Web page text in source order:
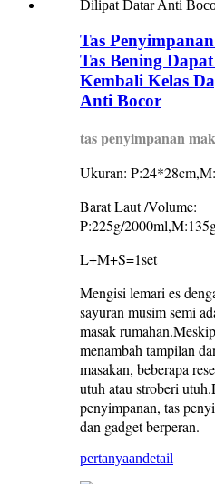
Tas
Tas Bening
Kembali Kelas
Anti Bocor
tas penyimpanan
Ukuran:
Barat Laut /Volume:
P:225g/
L+M+S=1set
Mengisi lemari es
sayuran musim semi
masak
menambah tampilan
masakan, beberapa
utuh atau stroberi
penyimpanan, tas
dan gadget berperan.
pertanyaandetail